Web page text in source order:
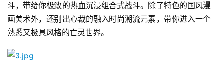
游
茶
原
创
斗，带给你极致的热血沉浸组合式战斗。除了特色的国风漫
画美术外，还别出心裁的融入时尚潮流元素，带你进入一个
熟悉又极具风格的亡灵世界。